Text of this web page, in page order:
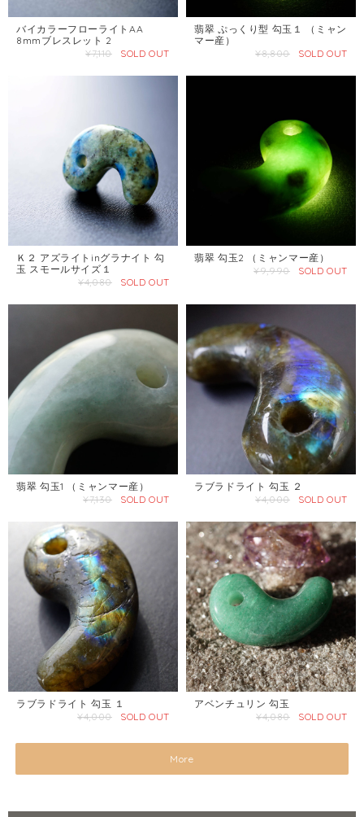
バイカラーフローライトAA
8mmブレスレット 2
¥7,110
SOLD OUT
翡翠 ぷっくり型 勾玉１ （ミャン
マー産）
¥8,800
SOLD OUT
Ｋ２ アズライトinグラナイト 勾
玉 スモールサイズ１
¥4,080
SOLD OUT
翡翠 勾玉2 （ミャンマー産）
¥9,990
SOLD OUT
翡翠 勾玉1 （ミャンマー産）
¥7,130
SOLD OUT
ラブラドライト 勾玉 ２
¥4,000
SOLD OUT
ラブラドライト 勾玉 １
¥4,000
SOLD OUT
アベンチュリン 勾玉
¥4,080
SOLD OUT
More